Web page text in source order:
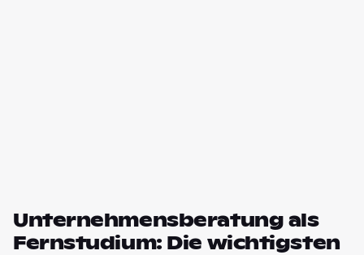
Unternehmensberatung als
Fernstudium: Die wichtigsten